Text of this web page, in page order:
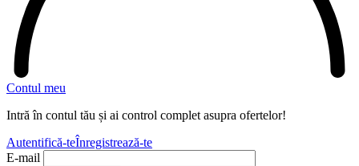
Contul meu
Intră în contul tău și ai control complet asupra ofertelor!
Autentifică-teÎnregistrează-te
E-mail